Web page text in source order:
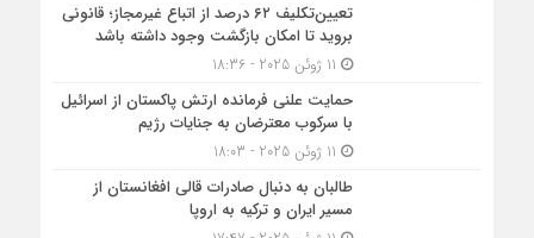
تعیین‌تکلیف ۶۲ درصد از اتباع غیرمجاز؛ قانونی
بروید تا امکان بازگشت وجود داشته باشد
حمایت علنی فرمانده ارتش پاکستان از اسرائیل
با سرکوب معترضان به جنایات رژیم
طالبان به دنبال صادرات قالی افغانستان از
مسیر ایران و ترکیه به اروپا